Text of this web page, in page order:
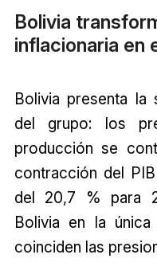
Bolivia
inflacionaria en
Bolivia presenta la
del grupo: los
producción se
contracción del
del 20,7 % para
Bolivia en la
coinciden las